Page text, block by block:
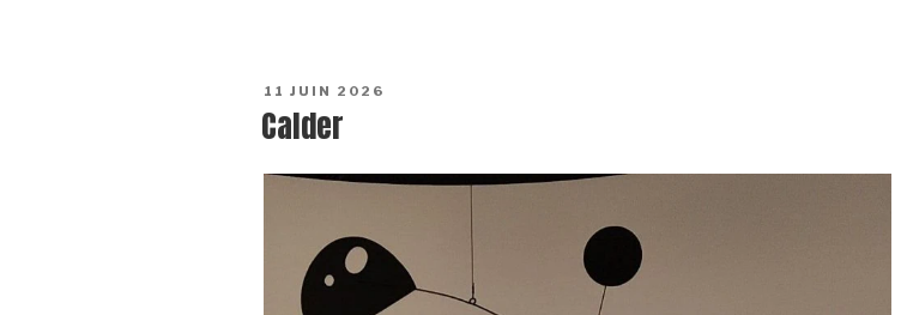
POSTED
ON
11 JUIN 2026
Calder